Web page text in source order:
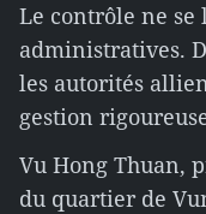
Le contrôle ne
administratives.
les autorités
gestion
Vu Hong Thuan,
du quartier de